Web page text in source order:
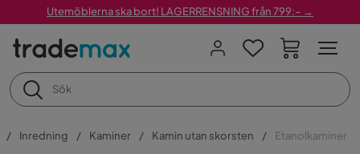
Utemöblerna ska bort! LAGERRENSNING från 799:– →
Inredning Kaminer Kamin utan skorsten Etanolkaminer